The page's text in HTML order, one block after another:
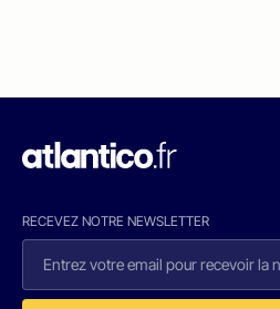
RECEVEZ NOTRE NEWSLETTER